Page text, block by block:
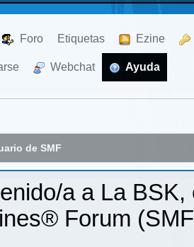
Foro Etiquetas Ezine
Webchat Ayuda
de SMF
a a La
Forum